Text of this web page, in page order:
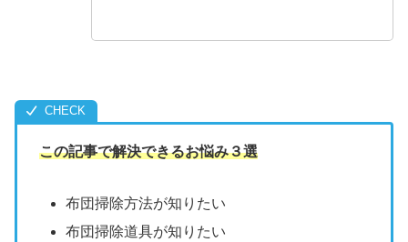
この記事で解決できるお悩み３選
布団掃除方法が知りたい
布団掃除道具が知りたい